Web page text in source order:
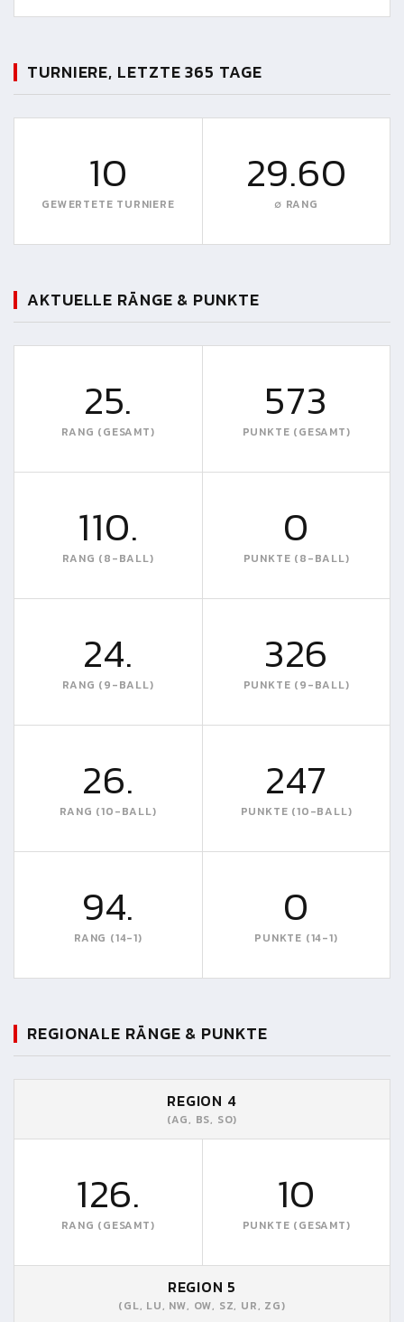
TURNIERE, LETZTE 365 TAGE
10
GEWERTETE TURNIERE
29.60
∅ RANG
AKTUELLE RÄNGE & PUNKTE
25.
RANG (GESAMT)
573
PUNKTE (GESAMT)
110.
RANG (8-BALL)
0
PUNKTE (8-BALL)
24.
RANG (9-BALL)
326
PUNKTE (9-BALL)
26.
RANG (10-BALL)
247
PUNKTE (10-BALL)
94.
RANG (14-1)
0
PUNKTE (14-1)
REGIONALE RÄNGE & PUNKTE
REGION 4
(AG, BS, SO)
126.
RANG (GESAMT)
10
PUNKTE (GESAMT)
REGION 5
(GL, LU, NW, OW, SZ, UR, ZG)